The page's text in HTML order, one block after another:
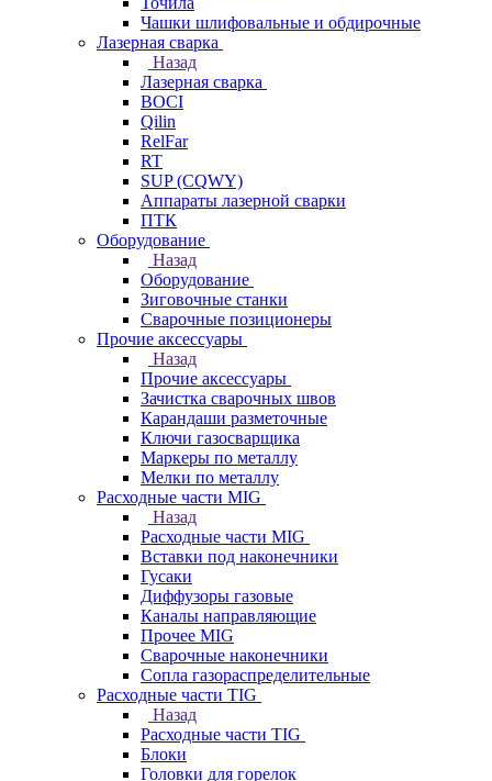
Чашки шлифовальные и обдирочные
Лазерная сварка
Назад
Лазерная сварка
BOCI
Qilin
RelFar
RT
SUP (CQWY)
Аппараты лазерной сварки
ПТК
Оборудование
Назад
Оборудование
Зиговочные станки
Сварочные позиционеры
Прочие аксессуары
Назад
Прочие аксессуары
Зачистка сварочных швов
Карандаши разметочные
Ключи газосварщика
Маркеры по металлу
Мелки по металлу
Расходные части MIG
Назад
Расходные части MIG
Вставки под наконечники
Гусаки
Диффузоры газовые
Каналы направляющие
Прочее MIG
Сварочные наконечники
Сопла газораспределительные
Расходные части TIG
Назад
Расходные части TIG
Блоки
Головки для горелок